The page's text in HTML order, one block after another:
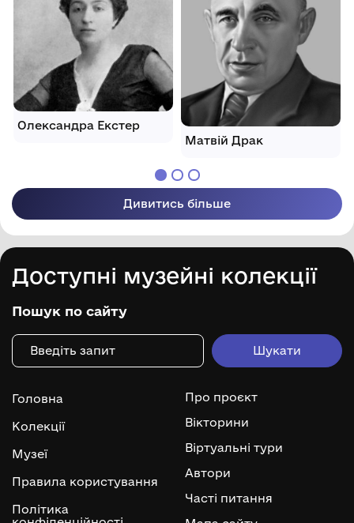
Олександра Екстер
Матвій Драк
Дивитись більше
Доступні музейні колекції
Пошук по сайту
Головна
Колекції
Музеї
Правила користування
Політика
Про проєкт
Вікторини
Віртуальні тури
Автори
Часті питання